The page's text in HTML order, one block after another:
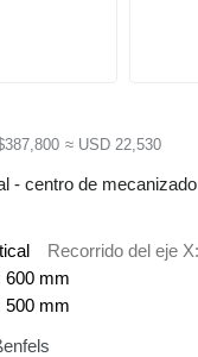
≈ USD 22,530
- centro de mecanizado
Recorrido del eje X
600 mm
500 mm